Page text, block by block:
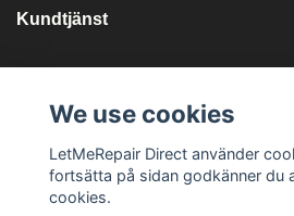
Kundtjänst
We use cookies
LetMeRepair Direct använder
fortsätta på sidan godkänner du
cookies.